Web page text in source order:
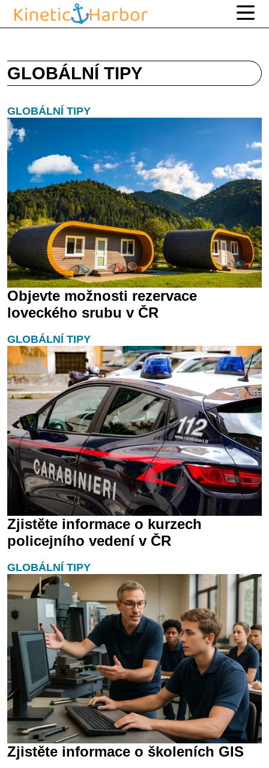
GLOBÁLNÍ TIPY
GLOBÁLNÍ TIPY
Objevte možnosti rezervace
loveckého srubu v ČR
GLOBÁLNÍ TIPY
Zjistěte informace o kurzech
policejního vedení v ČR
GLOBÁLNÍ TIPY
Zjistěte informace o školeních GIS